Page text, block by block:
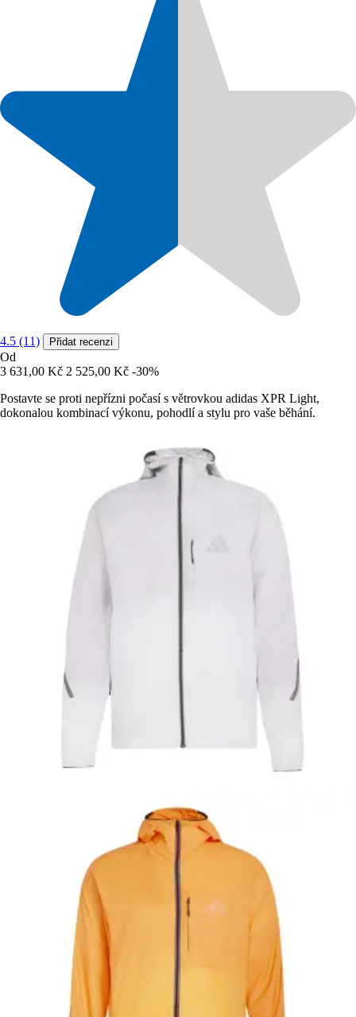
4.5 (11) Přidat recenzi
Od
3 631,00 Kč 2 525,00 Kč -30%
Postavte se proti nepřízni počasí s větrovkou adidas XPR Light,
dokonalou kombinací výkonu, pohodlí a stylu pro vaše běhání.